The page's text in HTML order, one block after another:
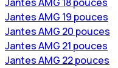
Jantes AMG 19 pouces
Jantes AMG 20 pouces
Jantes AMG 21 pouces
Jantes AMG 22 pouces